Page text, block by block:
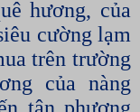
hương, của
cường lạm
trên trường
của nàng